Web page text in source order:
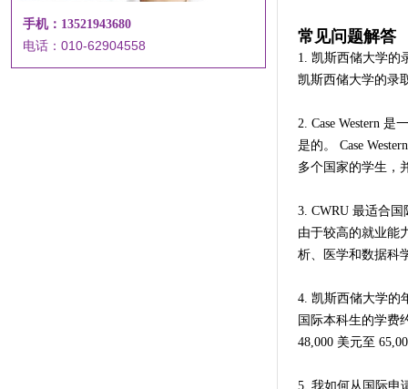
手机：13521943680
电话：010-62904558
常见问题解答
1. 凯斯西储大学的
凯斯西储大学的录
2. Case Western
是的。 Case
多个国家的学生，
3. CWRU 最适合
由于较高的就业能
析、医学和数据科
4. 凯斯西储大学的
国际本科生的学费
48,000 美元至
5. 我如何从国际申